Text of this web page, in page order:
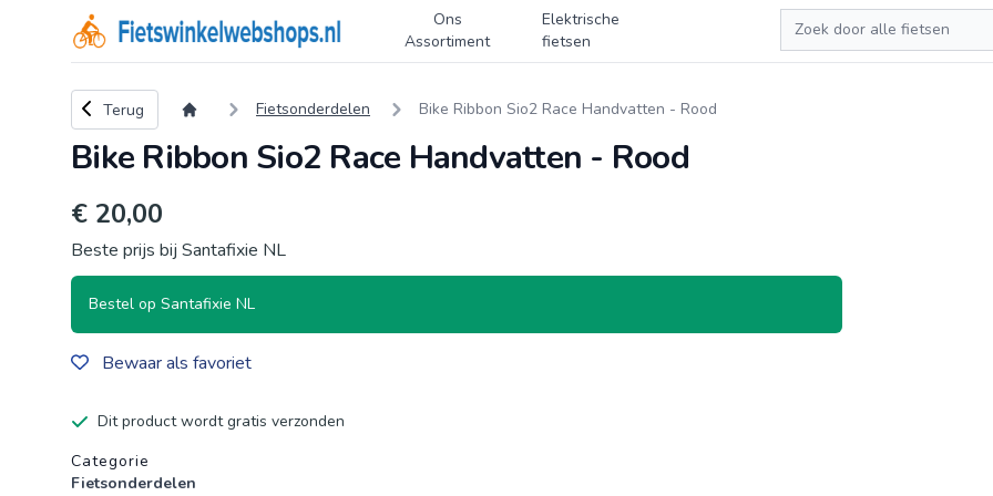
Logo Fietswinkelwebshops.nl
Ons
Assortiment
Elektrische
fietsen
Zoeken
Terug naar overzicht
Terug Fietsonderdelen Bike Ribbon Sio2 Race Handvatten - Rood
Bike Ribbon Sio2 Race Handvatten - Rood
€ 20,00
Beste prijs bij Santafixie NL
Bestel op Santafixie NL
Bewaar als favoriet
Dit product wordt gratis verzonden
Productgegevens
Categorie
Fietsonderdelen